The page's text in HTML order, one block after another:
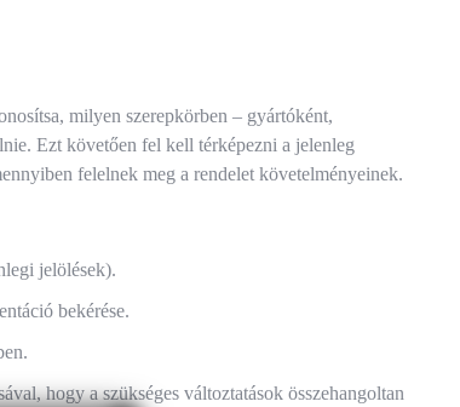
milyen szerepkörben – gyártóként,
Ezt követően fel kell térképezni a jelenleg
felelnek meg a rendelet követelményeinek.
jelölések).
bekérése.
hogy a szükséges változtatások összehangoltan